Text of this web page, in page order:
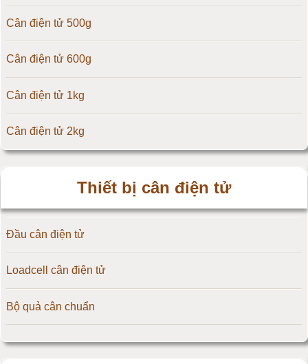
Cân điện tử CAS Hàn Quốc
Cân điện tử Yaohua
Cân điện tử Amcells
Đầu cân điện tử Flintec
Cân điện tử 500g
Cân điện tử 600g
Cân điện tử 1kg
Cân điện tử 2kg
Cân điện tử 10kg
Cân điện tử 15kg
Cân điện tử 20kg
Cân điện tử 25kg
Thiết bị cân điện tử
Đầu cân điện tử
Loadcell cân điện tử
Bộ quả cân chuẩn